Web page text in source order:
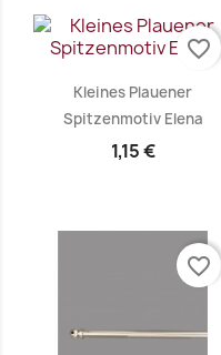
Vorschau
Kleines Plauener
Spitzenmotiv Elena
1,15 €
favorite_border
favorite_border